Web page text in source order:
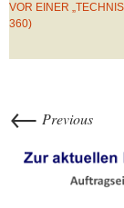
VOR EINER
360)
← Previous